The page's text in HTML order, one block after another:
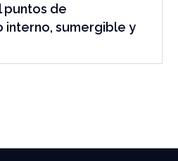
puntos de
interno, sumergible y